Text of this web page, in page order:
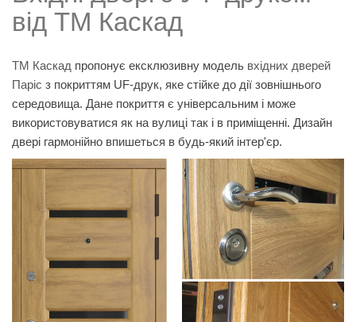
від ТМ Каскад
ТМ Каскад пропонує ексклюзивну модель вхідних дверей
Паріс з покриттям UF-друк, яке стійке до дії зовнішнього
середовища. Дане покриття є універсальним і може
використовуватися як на вулиці так і в приміщенні. Дизайн
двері гармонійно впишеться в будь-який інтер'єр.